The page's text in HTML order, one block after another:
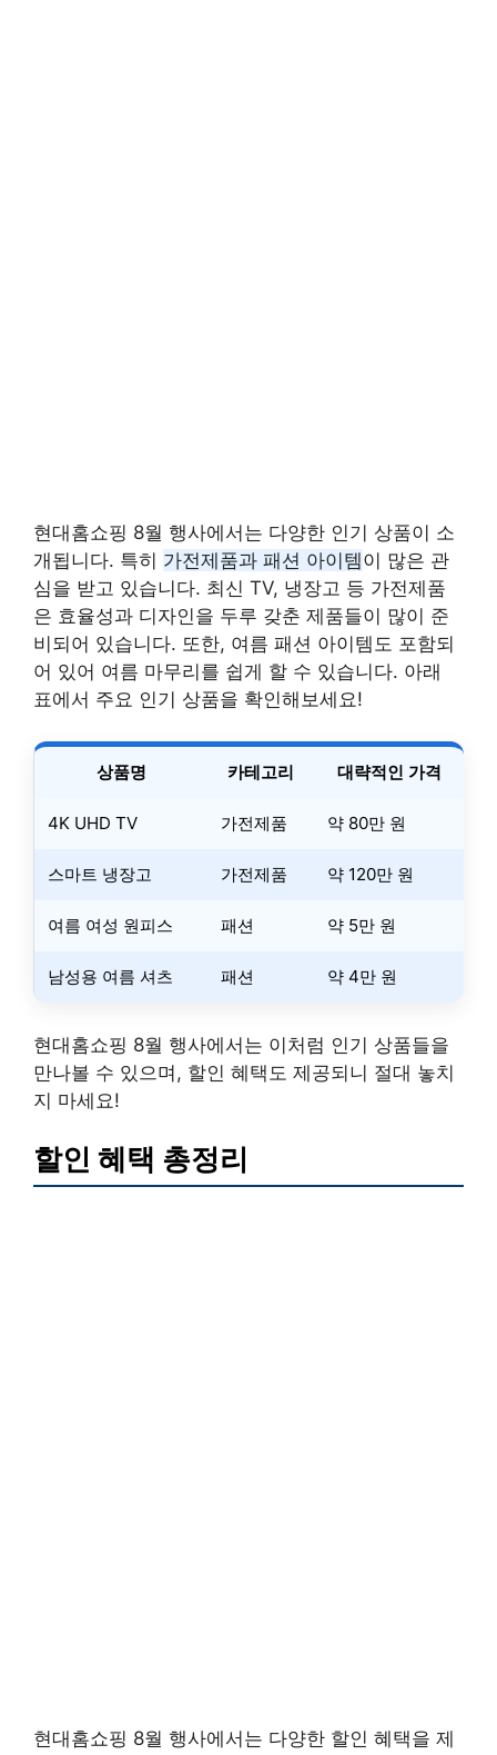
현대홈쇼핑 8월 행사에서는 다양한 인기 상품이 소
개됩니다. 특히 가전제품과 패션 아이템이 많은 관
심을 받고 있습니다. 최신 TV, 냉장고 등 가전제품
은 효율성과 디자인을 두루 갖춘 제품들이 많이 준
비되어 있습니다. 또한, 여름 패션 아이템도 포함되
어 있어 여름 마무리를 쉽게 할 수 있습니다. 아래
표에서 주요 인기 상품을 확인해보세요!
상품명 카테고리 대략적인 가격
4K UHD TV 가전제품 약 80만 원
스마트 냉장고 가전제품 약 120만 원
여름 여성 원피스 패션 약 5만 원
남성용 여름 셔츠 패션 약 4만 원
현대홈쇼핑 8월 행사에서는 이처럼 인기 상품들을
만나볼 수 있으며, 할인 혜택도 제공되니 절대 놓치
지 마세요!
할인 혜택 총정리
현대홈쇼핑 8월 행사에서는 다양한 할인 혜택을 제